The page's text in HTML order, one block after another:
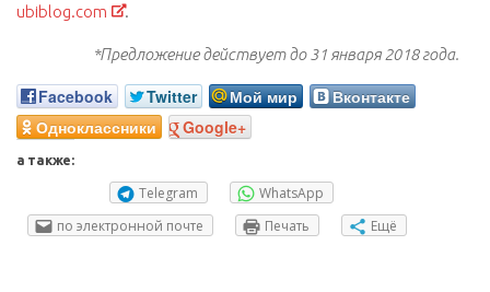
ubiblog.com
.
*Предложение действует до 31 января 2018 года.
Facebook Twitter Мой мир
Вконтакте
Одноклассники
Google+
а также:
Telegram
WhatsApp
по электронной почте
Печать Ещё